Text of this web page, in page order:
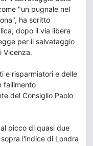
"un pugnale nel
ha scritto
dopo il via libera
per il salvataggio
Vicenza.
e risparmiatori e delle
fallimento
del Consiglio Paolo
picco di quasi due
l'indice di Londra